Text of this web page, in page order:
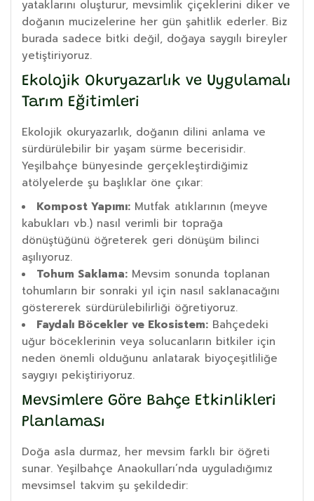
yataklarını oluşturur, mevsimlik çiçeklerini diker ve
doğanın mucizelerine her gün şahitlik ederler. Biz
burada sadece bitki değil, doğaya saygılı bireyler
yetiştiriyoruz.
Ekolojik Okuryazarlık ve Uygulamalı
Tarım Eğitimleri
Ekolojik okuryazarlık, doğanın dilini anlama ve
sürdürülebilir bir yaşam sürme becerisidir.
Yeşilbahçe bünyesinde gerçekleştirdiğimiz
atölyelerde şu başlıklar öne çıkar:
Kompost Yapımı: Mutfak atıklarının (meyve
kabukları vb.) nasıl verimli bir toprağa
dönüştüğünü öğreterek geri dönüşüm bilinci
aşılıyoruz.
Tohum Saklama: Mevsim sonunda toplanan
tohumların bir sonraki yıl için nasıl saklanacağını
göstererek sürdürülebilirliği öğretiyoruz.
Faydalı Böcekler ve Ekosistem: Bahçedeki
uğur böceklerinin veya solucanların bitkiler için
neden önemli olduğunu anlatarak biyoçeşitliliğe
saygıyı pekiştiriyoruz.
Mevsimlere Göre Bahçe Etkinlikleri
Planlaması
Doğa asla durmaz, her mevsim farklı bir öğreti
sunar. Yeşilbahçe Anaokulları’nda uyguladığımız
mevsimsel takvim şu şekildedir: